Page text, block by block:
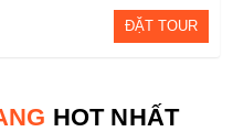
ĐẶT TOUR
HOT NHẤT